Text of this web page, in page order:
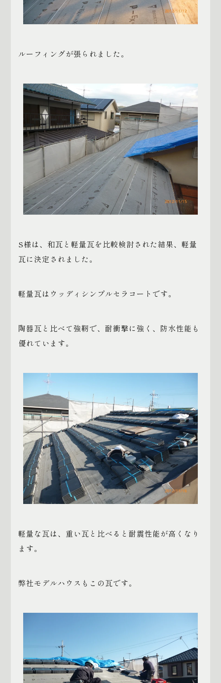
ルーフィングが張られました。
S様は、和瓦と軽量瓦を比較検討された結果、軽量
瓦に決定されました。
軽量瓦はウッディシンプルセラコートです。
陶器瓦と比べて強靭で、耐衝撃に強く、防水性能も
優れています。
軽量な瓦は、重い瓦と比べると耐震性能が高くなり
ます。
弊社モデルハウスもこの瓦です。